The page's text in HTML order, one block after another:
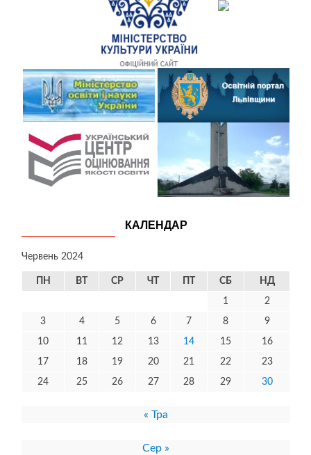
КАЛЕНДАР
Червень 2024
ПН ВТ СР ЧТ СБ НД
1 2
3 4 5 6 7 8 9
10 11 12 13 14 15 16
17 18 19 20 21 22 23
24 25 26 27 28 29 30
« Тра
Сер »